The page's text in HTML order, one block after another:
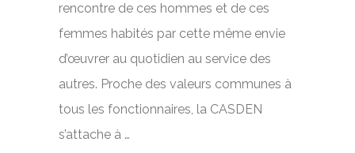
rencontre de ces hommes et de ces
femmes habités par cette même envie
d’œuvrer au quotidien au service des
autres. Proche des valeurs communes à
tous les fonctionnaires, la CASDEN
s’attache à …